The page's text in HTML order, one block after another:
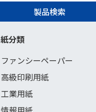
製品検索
紙分類
ファンシーペーパー
高級印刷用紙
工業用紙